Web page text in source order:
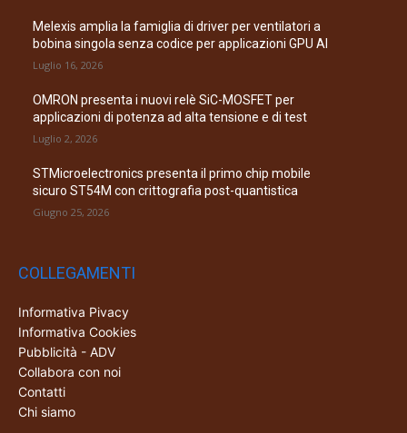
Melexis amplia la famiglia di driver per ventilatori a
bobina singola senza codice per applicazioni GPU AI
Luglio 16, 2026
OMRON presenta i nuovi relè SiC-MOSFET per
applicazioni di potenza ad alta tensione e di test
Luglio 2, 2026
STMicroelectronics presenta il primo chip mobile
sicuro ST54M con crittografia post-quantistica
Giugno 25, 2026
COLLEGAMENTI
Informativa Pivacy
Informativa Cookies
Pubblicità - ADV
Collabora con noi
Contatti
Chi siamo